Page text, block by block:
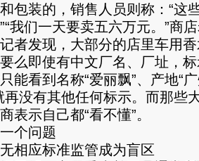
包装的，销售人员则称：“这
我们一天要卖五六万元。”商
发现，大部分的店里车用香
么即使有中文厂名、厂址，
能看到名称“爱丽飘”、产地“
再没有其他任何标示。而那些
表示自己都“看不懂”。
问题
应标准监管成为盲区